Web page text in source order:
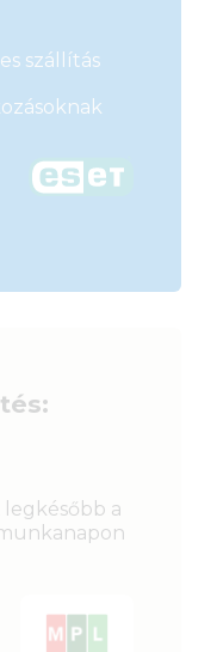
szállítás
a